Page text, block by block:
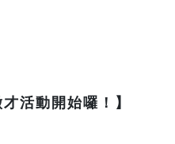
活動開始囉！】